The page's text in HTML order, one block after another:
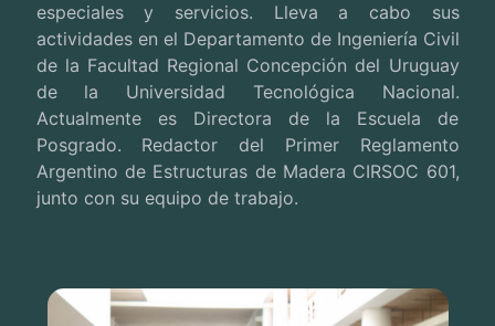
especiales y servicios. Lleva a cabo sus
actividades en el Departamento de Ingeniería Civil
de la Facultad Regional Concepción del Uruguay
de la Universidad Tecnológica Nacional.
Actualmente es Directora de la Escuela de
Posgrado. Redactor del Primer Reglamento
Argentino de Estructuras de Madera CIRSOC 601,
junto con su equipo de trabajo.